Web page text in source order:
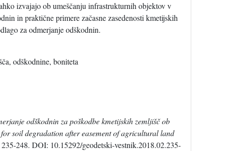
izvajajo ob umeščanju infrastrukturnih objektov v
in praktične primere začasne zasedenosti kmetijskih
za odmerjanje odškodnin.
odškodnine, boniteta
odškodnin za poškodbe kmetijskih zemljišč ob
soil degradation after easement of agricultural land
248. DOI: 10.15292/geodetski-vestnik.2018.02.235-